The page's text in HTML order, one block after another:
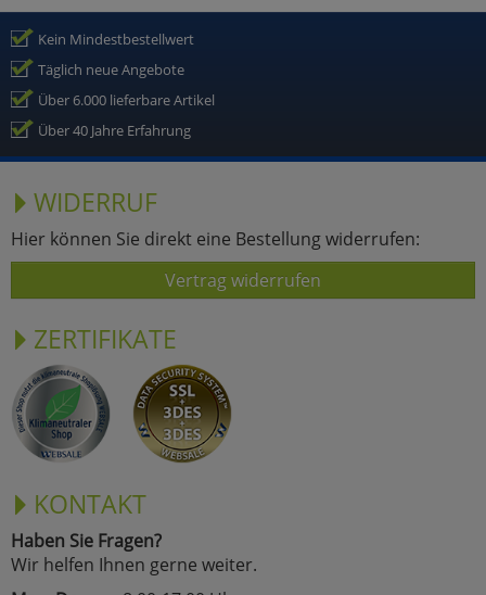
Kein Mindestbestellwert
Täglich neue Angebote
Über 6.000 lieferbare Artikel
Über 40 Jahre Erfahrung
WIDERRUF
Hier können Sie direkt eine Bestellung widerrufen:
Vertrag widerrufen
ZERTIFIKATE
KONTAKT
Haben Sie Fragen?
Wir helfen Ihnen gerne weiter.